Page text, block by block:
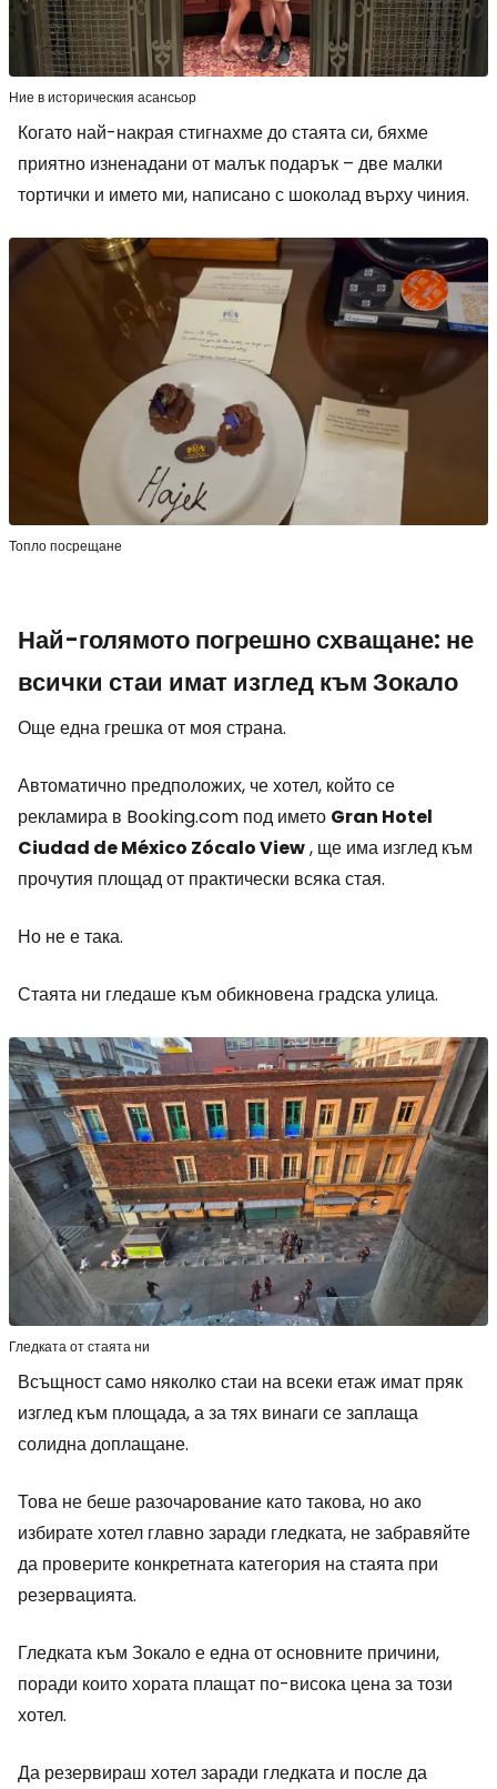
Ние в историческия асансьор
Когато най-накрая стигнахме до стаята си, бяхме
приятно изненадани от малък подарък – две малки
тортички и името ми, написано с шоколад върху чиния.
Топло посрещане
Най-голямото погрешно схващане: не
всички стаи имат изглед към Зокало
Още една грешка от моя страна.
Автоматично предположих, че хотел, който се
рекламира в Booking.com под името Gran Hotel
Ciudad de México Zócalo View, ще има изглед към
прочутия площад от практически всяка стая.
Но не е така.
Стаята ни гледаше към обикновена градска улица.
Гледката от стаята ни
Всъщност само няколко стаи на всеки етаж имат пряк
изглед към площада, а за тях винаги се заплаща
солидна доплащане.
Това не беше разочарование като такова, но ако
избирате хотел главно заради гледката, не забравяйте
да проверите конкретната категория на стаята при
резервацията.
Гледката към Зокало е една от основните причини,
поради които хората плащат по-висока цена за този
хотел.
Да резервираш хотел заради гледката и после да